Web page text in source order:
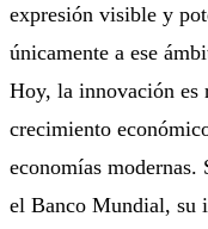
expresión visible y
únicamente a ese
Hoy, la innovación es
crecimiento
economías
el Banco Mundial, su